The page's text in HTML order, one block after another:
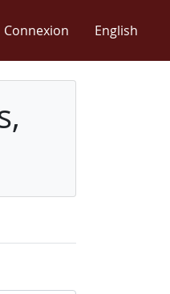
Connexion English